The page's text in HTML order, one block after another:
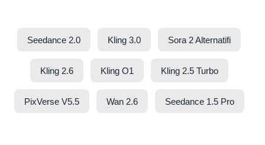
Seedance 2.0 Kling 3.0 Sora 2 Alternatifi
Kling 2.6 Kling O1 Kling 2.5 Turbo
PixVerse V5.5 Wan 2.6 Seedance 1.5 Pro